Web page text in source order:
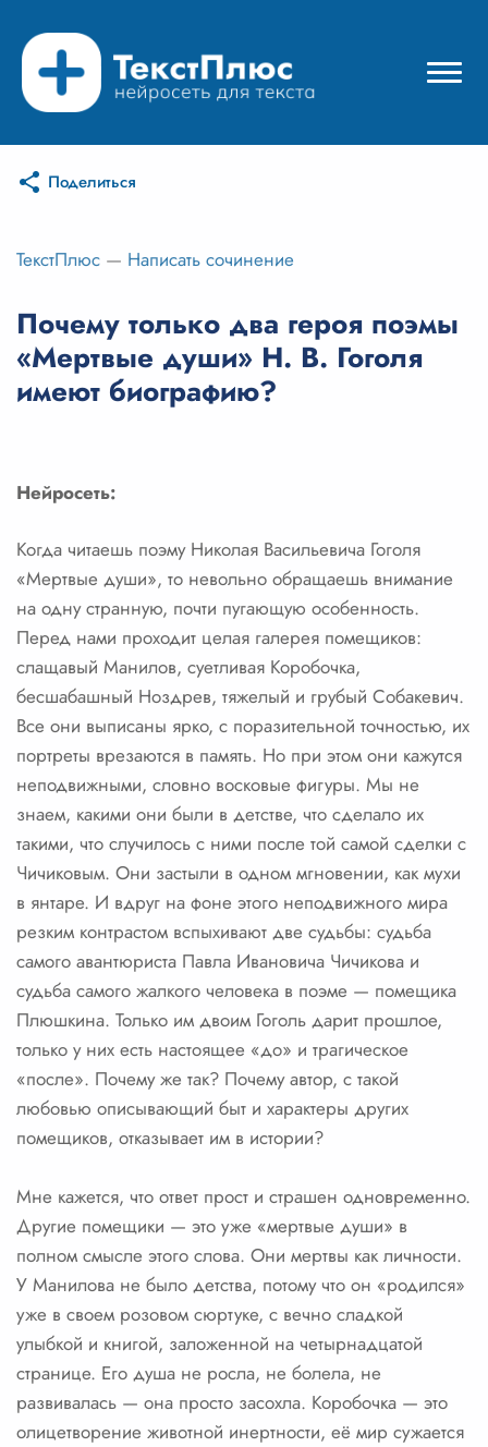
Режимы нейросети
Цены
Вход
Вход с Telegram
Поделиться
ТекстПлюс — Написать сочинение
Почему только два героя поэмы
«Мертвые души» Н. В. Гоголя
имеют биографию?
Нейросеть:
Когда читаешь поэму Николая Васильевича Гоголя
«Мертвые души», то невольно обращаешь внимание
на одну странную, почти пугающую особенность.
Перед нами проходит целая галерея помещиков:
слащавый Манилов, суетливая Коробочка,
бесшабашный Ноздрев, тяжелый и грубый Собакевич.
Все они выписаны ярко, с поразительной точностью, их
портреты врезаются в память. Но при этом они кажутся
неподвижными, словно восковые фигуры. Мы не
знаем, какими они были в детстве, что сделало их
такими, что случилось с ними после той самой сделки с
Чичиковым. Они застыли в одном мгновении, как мухи
в янтаре. И вдруг на фоне этого неподвижного мира
резким контрастом вспыхивают две судьбы: судьба
самого авантюриста Павла Ивановича Чичикова и
судьба самого жалкого человека в поэме — помещика
Плюшкина. Только им двоим Гоголь дарит прошлое,
только у них есть настоящее «до» и трагическое
«после». Почему же так? Почему автор, с такой
любовью описывающий быт и характеры других
помещиков, отказывает им в истории?
Мне кажется, что ответ прост и страшен одновременно.
Другие помещики — это уже «мертвые души» в
полном смысле этого слова. Они мертвы как личности.
У Манилова не было детства, потому что он «родился»
уже в своем розовом сюртуке, с вечно сладкой
улыбкой и книгой, заложенной на четырнадцатой
странице. Его душа не росла, не болела, не
развивалась — она просто засохла. Коробочка — это
олицетворение животной инертности, её мир сужается